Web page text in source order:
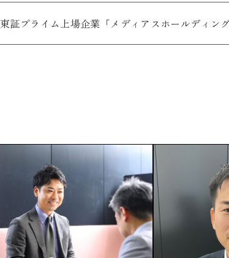
東証プライム上場企業「メディアスホールディン